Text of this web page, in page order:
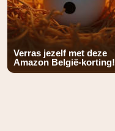
Verras jezelf met deze
Amazon België-korting!